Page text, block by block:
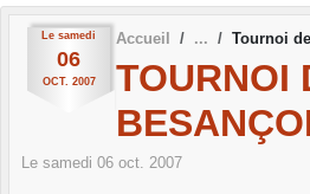
Le samedi
06
OCT. 2007
Accueil Tournoi
TOURNOI
Le samedi 06 oct. 2007